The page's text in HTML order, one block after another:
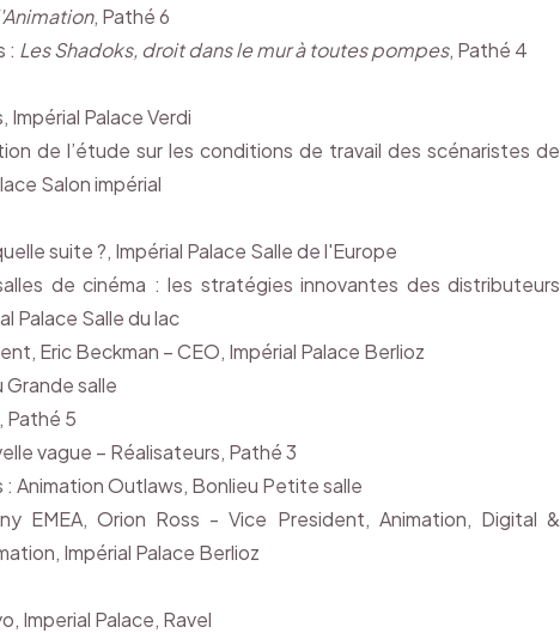
, Pathé 6
: Les Shadoks, droit dans le mur à toutes pompes, Pathé 4
Palace Verdi
de l’étude sur les conditions de travail des scénaristes de
Salon impérial
suite ?, Impérial Palace Salle de l'Europe
de cinéma : les stratégies innovantes des distributeurs
Palace Salle du lac
Eric Beckman – CEO, Impérial Palace Berlioz
salle
, Pathé 5
vague – Réalisateurs, Pathé 3
Animation Outlaws, Bonlieu Petite salle
EMEA, Orion Ross - Vice President, Animation, Digital &
Impérial Palace Berlioz
Imperial Palace, Ravel